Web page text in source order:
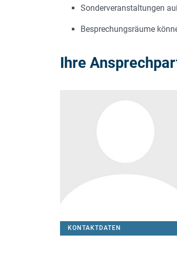
Sonderveranstaltungen
Besprechungsräume
Ihre
KONTAKTDATEN